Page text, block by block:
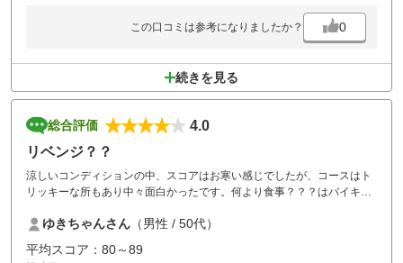
この口コミは参考になりましたか？ 0
続きを見る
総合評価
4.0
リベンジ？？
涼しいコンディションの中、スコアはお寒い感じでしたが、コースはト
リッキーな所もあり中々面白かったです。何より食事？？？はバイキン
ゆきちゃんさん （男性 / 50代）
平均スコア：80～89